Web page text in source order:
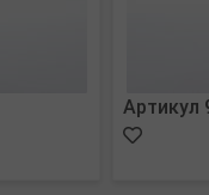
Артикул